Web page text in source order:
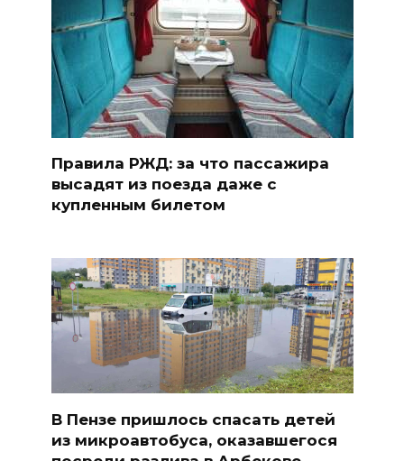
Правила РЖД: за что пассажира
высадят из поезда даже с
купленным билетом
В Пензе пришлось спасать детей
из микроавтобуса, оказавшегося